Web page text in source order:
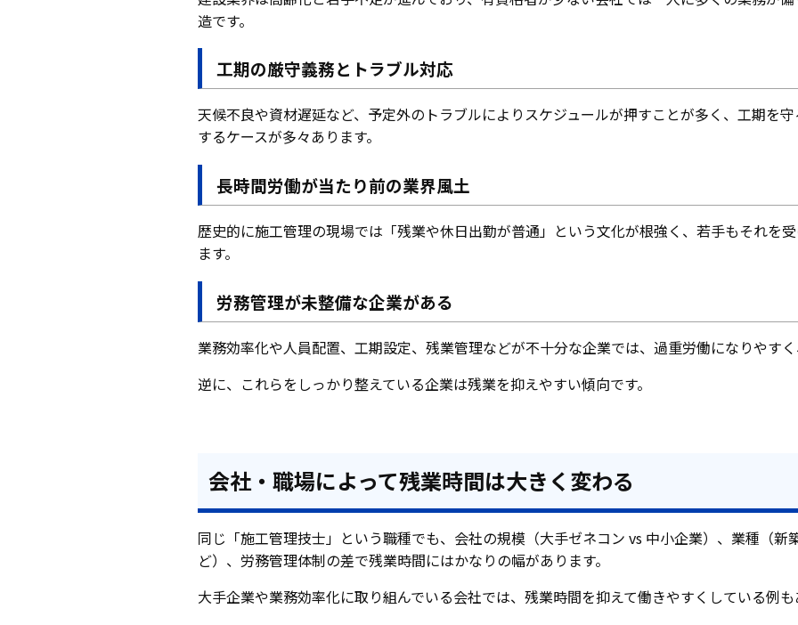
造です。
工期の厳守義務とトラブル対応
天候不良や資材遅延など、予定外のトラブルによりスケジュールが押すことが多く、工期を
するケースが多々あります。
長時間労働が当たり前の業界風土
歴史的に施工管理の現場では「残業や休日出勤が普通」という文化が根強く、若手もそれを
ます。
労務管理が未整備な企業がある
業務効率化や人員配置、工期設定、残業管理などが不十分な企業では、過重労働になりやす
逆に、これらをしっかり整えている企業は残業を抑えやすい傾向です。
会社・職場によって残業時間は大きく変わる
同じ「施工管理技士」という職種でも、会社の規模（大手ゼネコン vs 中小企業）、業種（新
ど）、労務管理体制の差で残業時間にはかなりの幅があります。
大手企業や業務効率化に取り組んでいる会社では、残業時間を抑えて働きやすくしている例も